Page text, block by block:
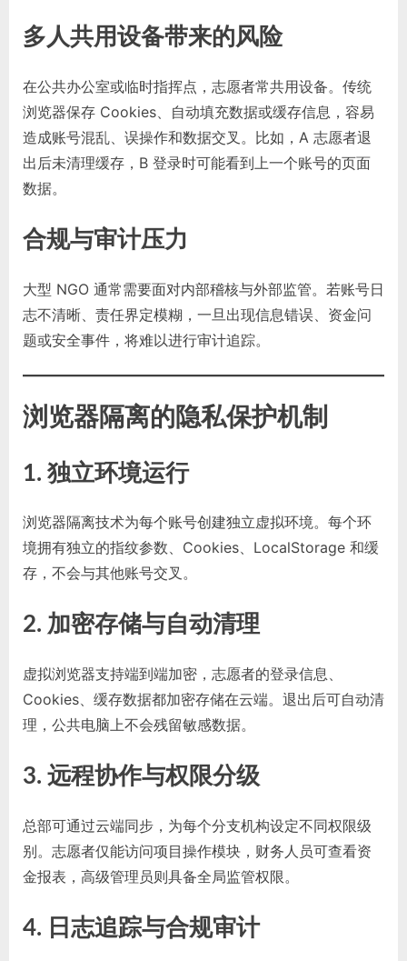
多人共用设备带来的风险
在公共办公室或临时指挥点，志愿者常共用设备。传统
浏览器保存 Cookies、自动填充数据或缓存信息，容易
造成账号混乱、误操作和数据交叉。比如，A 志愿者退
出后未清理缓存，B 登录时可能看到上一个账号的页面
数据。
合规与审计压力
大型 NGO 通常需要面对内部稽核与外部监管。若账号日
志不清晰、责任界定模糊，一旦出现信息错误、资金问
题或安全事件，将难以进行审计追踪。
浏览器隔离的隐私保护机制
1. 独立环境运行
浏览器隔离技术为每个账号创建独立虚拟环境。每个环
境拥有独立的指纹参数、Cookies、LocalStorage 和缓
存，不会与其他账号交叉。
2. 加密存储与自动清理
虚拟浏览器支持端到端加密，志愿者的登录信息、
Cookies、缓存数据都加密存储在云端。退出后可自动清
理，公共电脑上不会残留敏感数据。
3. 远程协作与权限分级
总部可通过云端同步，为每个分支机构设定不同权限级
别。志愿者仅能访问项目操作模块，财务人员可查看资
金报表，高级管理员则具备全局监管权限。
4. 日志追踪与合规审计